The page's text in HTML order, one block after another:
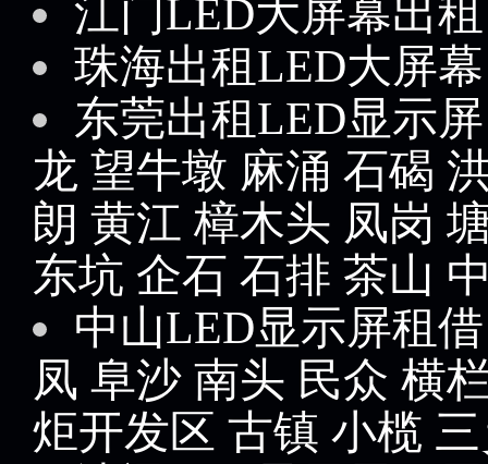
江门LED大屏幕出租
珠海出租LED大屏幕
东莞出租LED显示屏
龙 望牛墩 麻涌 石碣
朗 黄江 樟木头 凤岗
东坑 企石 石排 茶山
中山LED显示屏租借
凤 阜沙 南头 民众 横
炬开发区 古镇 小榄